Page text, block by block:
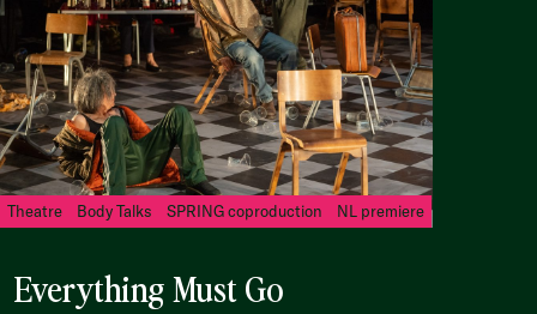
Theatre Body Talks SPRING coproduction NL premiere
Everything Must Go